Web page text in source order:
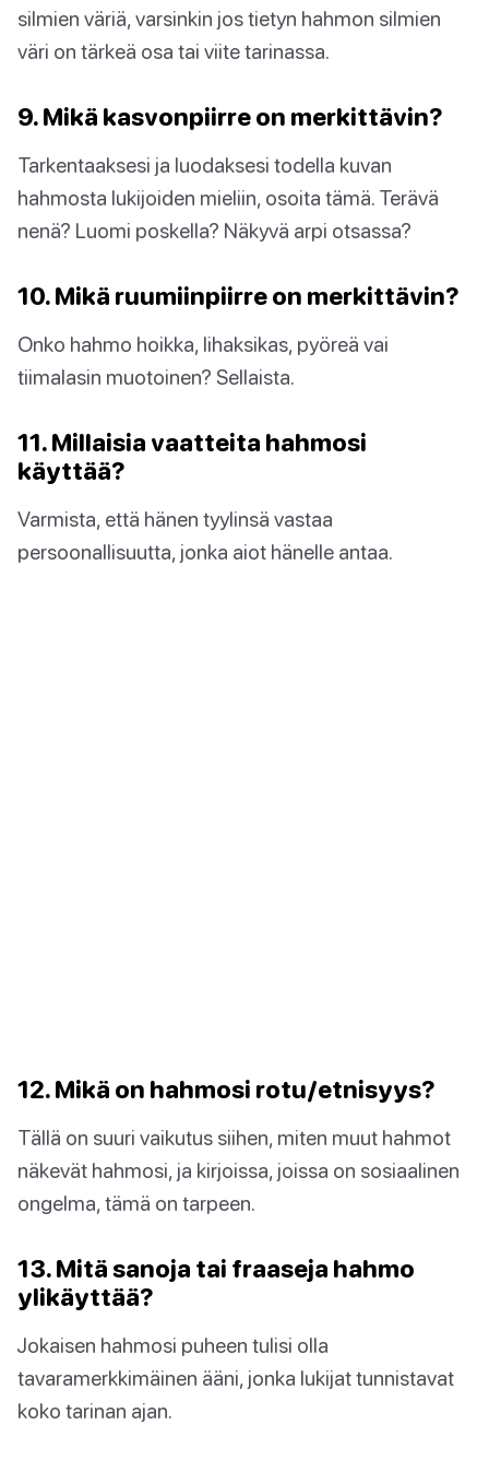
silmien väriä, varsinkin jos tietyn hahmon silmien
väri on tärkeä osa tai viite tarinassa.
9. Mikä kasvonpiirre on merkittävin?
Tarkentaaksesi ja luodaksesi todella kuvan
hahmosta lukijoiden mieliin, osoita tämä. Terävä
nenä? Luomi poskella? Näkyvä arpi otsassa?
10. Mikä ruumiinpiirre on merkittävin?
Onko hahmo hoikka, lihaksikas, pyöreä vai
tiimalasin muotoinen? Sellaista.
11. Millaisia vaatteita hahmosi
käyttää?
Varmista, että hänen tyylinsä vastaa
persoonallisuutta, jonka aiot hänelle antaa.
12. Mikä on hahmosi rotu/etnisyys?
Tällä on suuri vaikutus siihen, miten muut hahmot
näkevät hahmosi, ja kirjoissa, joissa on sosiaalinen
ongelma, tämä on tarpeen.
13. Mitä sanoja tai fraaseja hahmo
ylikäyttää?
Jokaisen hahmosi puheen tulisi olla
tavaramerkkimäinen ääni, jonka lukijat tunnistavat
koko tarinan ajan.